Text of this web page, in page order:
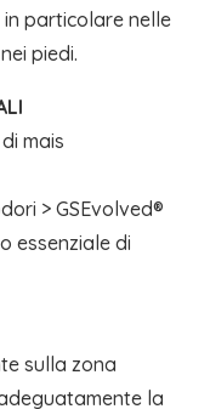
particolare nelle
piedi.
mais
> GSEvolved®
essenziale di
sulla zona
la